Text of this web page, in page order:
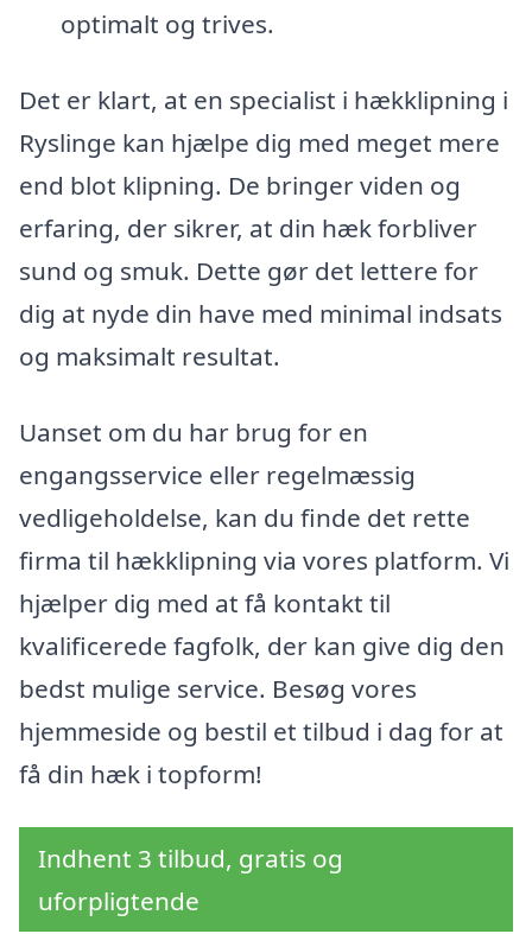
optimalt og trives.
Det er klart, at en specialist i hækklipning i
Ryslinge kan hjælpe dig med meget mere
end blot klipning. De bringer viden og
erfaring, der sikrer, at din hæk forbliver
sund og smuk. Dette gør det lettere for
dig at nyde din have med minimal indsats
og maksimalt resultat.
Uanset om du har brug for en
engangsservice eller regelmæssig
vedligeholdelse, kan du finde det rette
firma til hækklipning via vores platform. Vi
hjælper dig med at få kontakt til
kvalificerede fagfolk, der kan give dig den
bedst mulige service. Besøg vores
hjemmeside og bestil et tilbud i dag for at
få din hæk i topform!
Indhent 3 tilbud, gratis og
uforpligtende